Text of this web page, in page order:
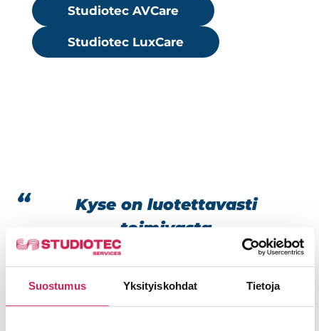
Suostumus Yksityiskohdat Tietoja
Studiotec AVCare
Studiotec LuxCare
Kyse on luotettavasti
toimivasta
järjestelmäkokonaisuudesta,